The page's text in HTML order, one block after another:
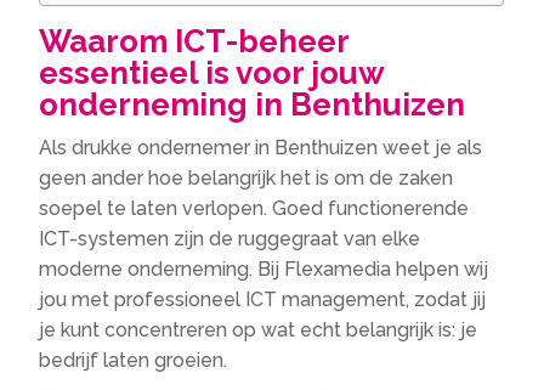
Waarom ICT-beheer
essentieel is voor jouw
onderneming in Benthuizen
Als drukke ondernemer in Benthuizen weet je als
geen ander hoe belangrijk het is om de zaken
soepel te laten verlopen.​ Goed functionerende
ICT-systemen zijn de ruggegraat van elke
moderne onderneming.​ Bij Flexamedia helpen wij
jou met professioneel ICT management, zodat jij
je kunt concentreren op wat echt belangrijk is: je
bedrijf laten groeien.​